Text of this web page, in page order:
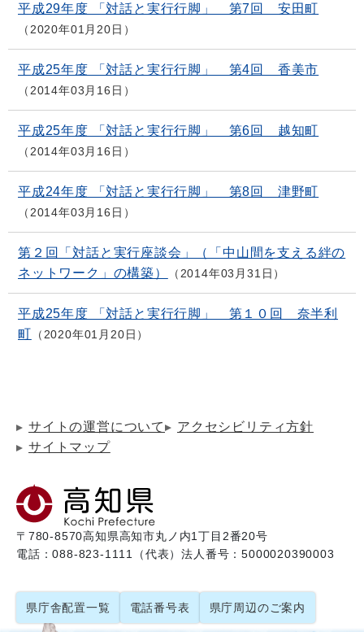
平成29年度 「対話と実行行脚」 第7回 安田町
2020年01月20日
平成25年度 「対話と実行行脚」 第4回 香美市
2014年03月16日
平成25年度 「対話と実行行脚」 第6回 越知町
2014年03月16日
平成24年度 「対話と実行行脚」 第8回 津野町
2014年03月16日
第２回「対話と実行座談会」（「中山間を支える絆の
ネットワーク」の構築）
2014年03月31日
平成25年度 「対話と実行行脚」 第１０回 奈半利
町
2020年01月20日
サイトの運営について
アクセシビリティ方針
サイトマップ
〒780-8570高知県高知市丸ノ内1丁目2番20号
電話：088-823-1111（代表）法人番号：5000020390003
県庁舎配置一覧 電話番号表 県庁周辺のご案内